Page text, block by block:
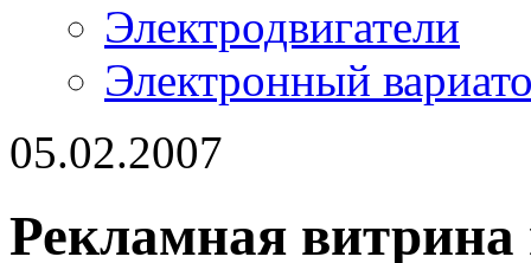
Электродвигатели
Электронный
05.02.2007
Рекламная витрина